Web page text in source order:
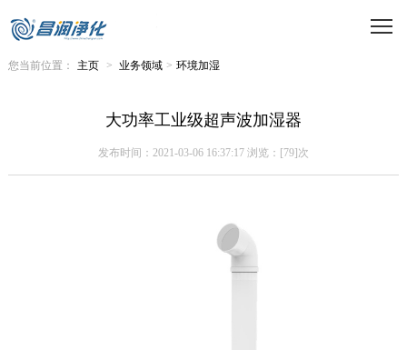
您当前位置： 主页 > 业务领域 > 环境加湿
大功率工业级超声波加湿器
发布时间：2021-03-06 16:37:17 浏览：[79]次